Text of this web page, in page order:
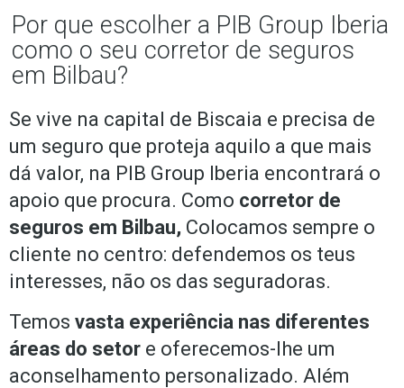
Por que escolher a PIB Group Iberia
como o seu corretor de seguros
em Bilbau?
Se vive na capital de Biscaia e precisa de
um seguro que proteja aquilo a que mais
dá valor, na PIB Group Iberia encontrará o
apoio que procura. Como corretor de
seguros em Bilbau, Colocamos sempre o
cliente no centro: defendemos os teus
interesses, não os das seguradoras.
Temos vasta experiência nas diferentes
áreas do setor e oferecemos-lhe um
aconselhamento personalizado. Além